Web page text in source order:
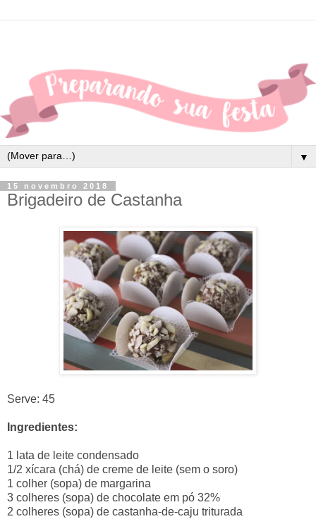
▼
15 novembro 2018
Brigadeiro de Castanha
Serve: 45
Ingredientes:
1 lata de leite condensado
1/2 xícara (chá) de creme de leite (sem o soro)
1 colher (sopa) de margarina
3 colheres (sopa) de chocolate em pó 32%
2 colheres (sopa) de castanha-de-caju triturada